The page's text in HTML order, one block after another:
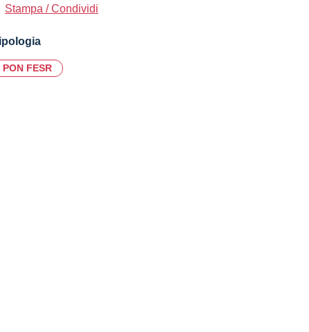
Stampa / Condividi
PON FESR